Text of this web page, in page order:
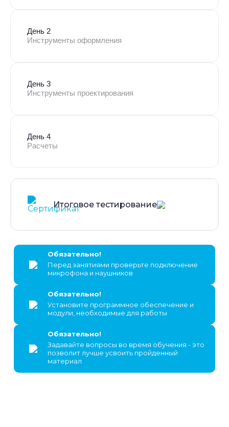
День 2
Инструменты оформления
День 3
Инструменты проектирования
День 4
Расчеты
Итоговое тестирование
Обязательно!
Перед занятиями проверьте подключение
микрофона и наушников
Обязательно!
Установите программное обеспечение и
модули, необходимые для работы
Обязательно!
Задавайте вопросы во время обучения - это
позволит лучше усвоить пройденный
материал